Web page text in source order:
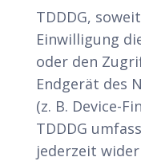
TDDDG,
Einwilligung
oder den
Endgerät des
(z. B. Device-
TDDDG
jederzeit